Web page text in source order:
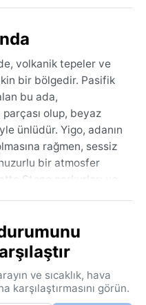
volkanik tepeler ve
bir bölgedir. Pasifik
bu ada,
olup, beyaz
ünlüdür. Yigo, adanın
rağmen, sessiz
bir atmosfer
Stone parkurları ve
ormanları
göre Af (tropikal
boyunca sıcaklık 24-
kurak ve yağışlı
ve sıcaklık, hava
karşılaştırmasını görün.